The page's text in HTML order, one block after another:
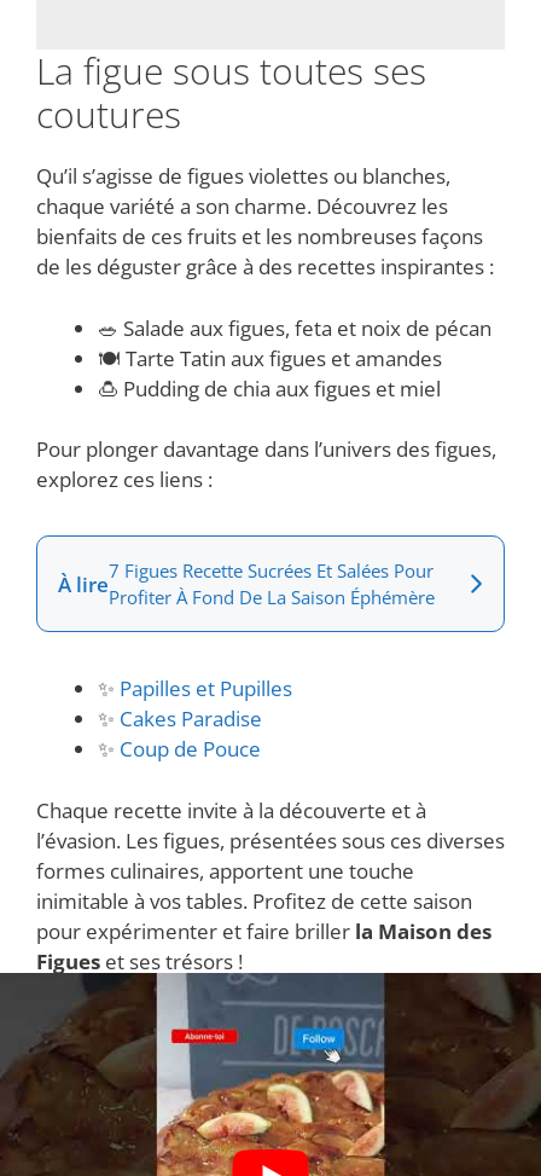
La figue sous toutes ses
coutures
Qu’il s’agisse de figues violettes ou blanches,
chaque variété a son charme. Découvrez les
bienfaits de ces fruits et les nombreuses façons
de les déguster grâce à des recettes inspirantes :
🥗 Salade aux figues, feta et noix de pécan
🍽️ Tarte Tatin aux figues et amandes
🍮 Pudding de chia aux figues et miel
Pour plonger davantage dans l’univers des figues,
explorez ces liens :
À lire7 Figues Recette Sucrées Et Salées Pour
Profiter À Fond De La Saison Éphémère
✨ Papilles et Pupilles
✨ Cakes Paradise
✨ Coup de Pouce
Chaque recette invite à la découverte et à
l’évasion. Les figues, présentées sous ces diverses
formes culinaires, apportent une touche
inimitable à vos tables. Profitez de cette saison
pour expérimenter et faire briller la Maison des
Figues et ses trésors !